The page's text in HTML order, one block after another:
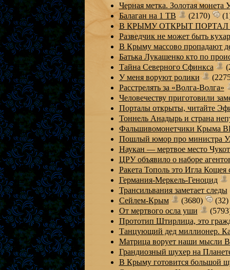
Черная метка. Золотая монета
Балаган на 1 ТВ
(2170)
В КРЫМУ ОТКРЫТ
Разведчик не может быть
В Крыму массово пропадают
Батька Лукашенко кто по
Тайна Северного Сфинкса
У меня воруют ролики
Расстрелять за «Волга-Волга»
Человечеству приготовили
Порталы открыты, читайте
Тоннель Анадырь и страна
Фальшивомонетчики Крыма
Пошлый юмор про министра
Наукан — мертвое место
ЦРУ объявило о наборе
Ракета Тополь это Игла
Германия-Меркель-Геноцид
Трансильвания заметает следы
Сейлем-Крым
(3680)
(32)
От мертвого осла уши
Прототип Штирлица, это
Танцующий дед миллионер.
Матрица ворует наши мысли
Грандиозный шухер на
В Крыму готовится большой